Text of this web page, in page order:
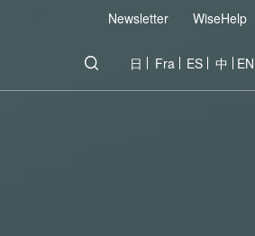
WiseHelp
Newsletter
EN
中
ES
Fra
日